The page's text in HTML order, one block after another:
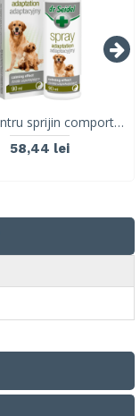
Spray pentru sprijin comportamental in caz de stres si anxietate la caini, Dr. Seidel, 90ml
58,44 lei